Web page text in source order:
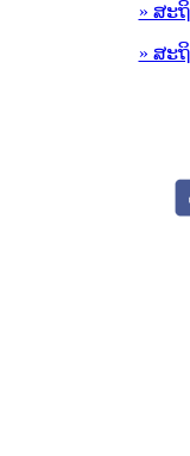
» ສະ
» ສະ